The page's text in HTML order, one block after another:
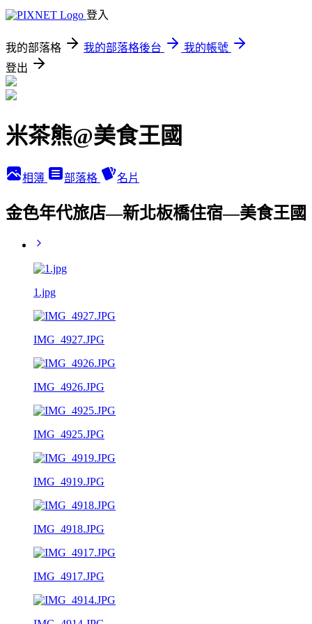
登入
我的部落格 我的部落格後台
我的帳號
登出
米茶熊@美食王國
相簿 部落格 名片
金色年代旅店—新北板橋住宿—美食王國
1.jpg
IMG_4927.JPG
IMG_4926.JPG
IMG_4925.JPG
IMG_4919.JPG
IMG_4918.JPG
IMG_4917.JPG